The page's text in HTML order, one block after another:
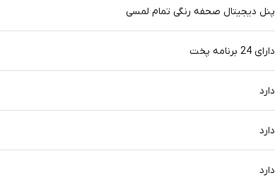
پنل دیجیتال صحفه رنگی تمام لمسی
دارای 24 برنامه پخت
دارد
دارد
دارد